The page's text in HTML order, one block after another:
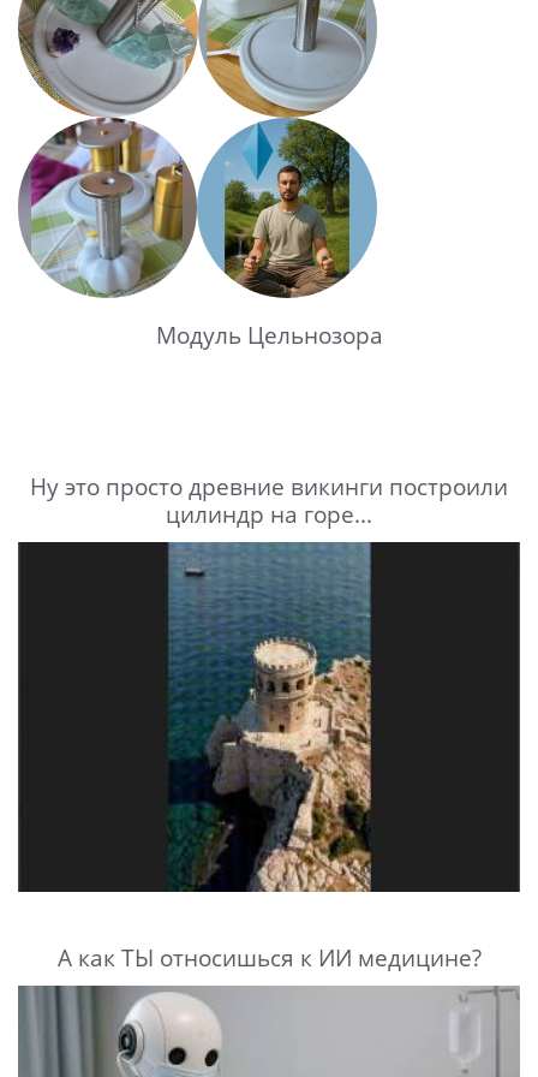
Модуль Цельнозора
Ну это просто древние викинги построили
цилиндр на горе...
А как ТЫ относишься к ИИ медицине?